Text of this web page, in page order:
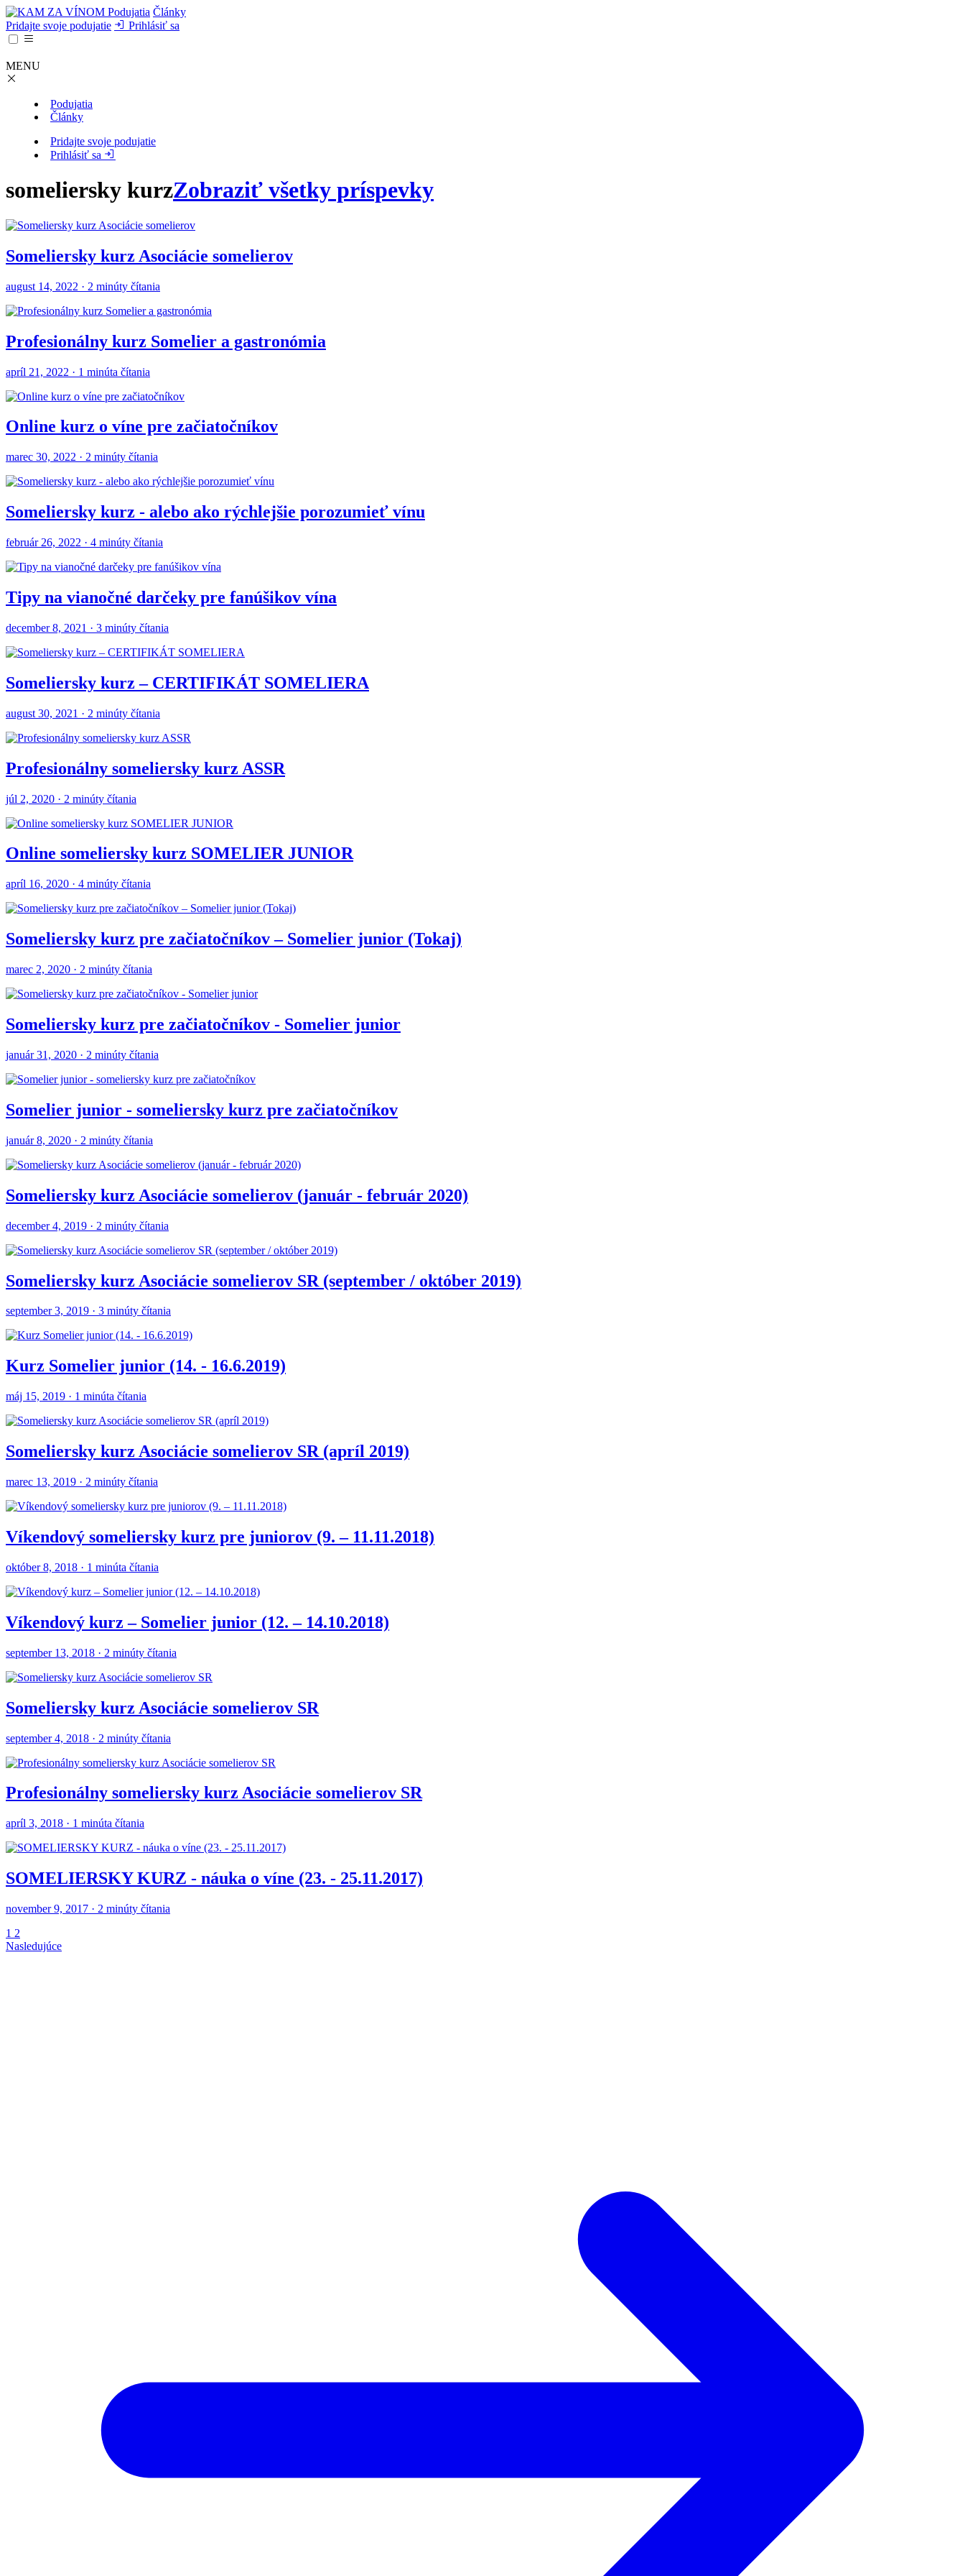
Podujatia Články
Pridajte svoje podujatie
Prihlásiť sa
MENU
Podujatia
Články
Pridajte svoje podujatie
Prihlásiť sa
someliersky kurzZobraziť všetky príspevky
Someliersky kurz Asociácie somelierov
august 14, 2022 · 2 minúty čítania
Profesionálny kurz Somelier a gastronómia
apríl 21, 2022 · 1 minúta čítania
Online kurz o víne pre začiatočníkov
marec 30, 2022 · 2 minúty čítania
Someliersky kurz - alebo ako rýchlejšie porozumieť vínu
február 26, 2022 · 4 minúty čítania
Tipy na vianočné darčeky pre fanúšikov vína
december 8, 2021 · 3 minúty čítania
Someliersky kurz – CERTIFIKÁT SOMELIERA
august 30, 2021 · 2 minúty čítania
Profesionálny someliersky kurz ASSR
júl 2, 2020 · 2 minúty čítania
Online someliersky kurz SOMELIER JUNIOR
apríl 16, 2020 · 4 minúty čítania
Someliersky kurz pre začiatočníkov – Somelier junior (Tokaj)
marec 2, 2020 · 2 minúty čítania
Someliersky kurz pre začiatočníkov - Somelier junior
január 31, 2020 · 2 minúty čítania
Somelier junior - someliersky kurz pre začiatočníkov
január 8, 2020 · 2 minúty čítania
Someliersky kurz Asociácie somelierov (január - február 2020)
december 4, 2019 · 2 minúty čítania
Someliersky kurz Asociácie somelierov SR (september / október 2019)
september 3, 2019 · 3 minúty čítania
Kurz Somelier junior (14. - 16.6.2019)
máj 15, 2019 · 1 minúta čítania
Someliersky kurz Asociácie somelierov SR (apríl 2019)
marec 13, 2019 · 2 minúty čítania
Víkendový someliersky kurz pre juniorov (9. – 11.11.2018)
október 8, 2018 · 1 minúta čítania
Víkendový kurz – Somelier junior (12. – 14.10.2018)
september 13, 2018 · 2 minúty čítania
Someliersky kurz Asociácie somelierov SR
september 4, 2018 · 2 minúty čítania
Profesionálny someliersky kurz Asociácie somelierov SR
apríl 3, 2018 · 1 minúta čítania
SOMELIERSKY KURZ - náuka o víne (23. - 25.11.2017)
november 9, 2017 · 2 minúty čítania
1 2
Nasledujúce